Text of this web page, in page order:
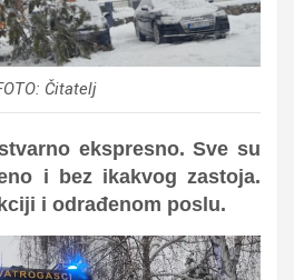
Čitatelj
ekspresno. Sve su
i bez ikakvog zastoja.
i odrađenom poslu.